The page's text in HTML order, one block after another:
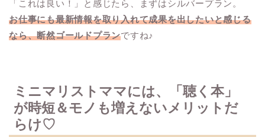
「これは良い！」と感じたら、まずはシルバープラン。
お仕事にも最新情報を取り入れて成果を出したいと感じる
なら、断然ゴールドプランですね♪
ミニマリストママには、「聴く本」
が時短＆モノも増えないメリットだ
らけ♡